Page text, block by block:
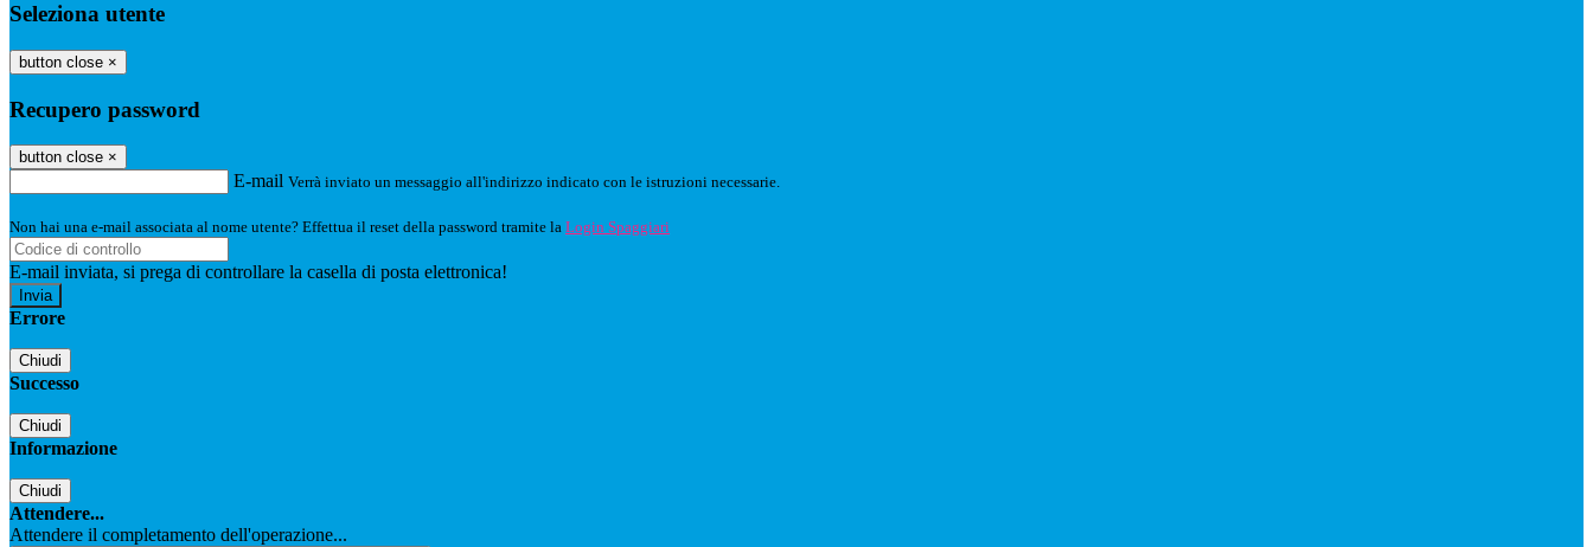
Seleziona utente
button close ×
Recupero password
button close ×
E-mail Verrà inviato un messaggio all'indirizzo indicato con le istruzioni necessarie.
Non hai una e-mail associata al nome utente? Effettua il reset della password tramite la Login Spaggiari
E-mail inviata, si prega di controllare la casella di posta elettronica!
Errore
Chiudi
Successo
Chiudi
Informazione
Chiudi
Attendere...
Attendere il completamento dell'operazione...